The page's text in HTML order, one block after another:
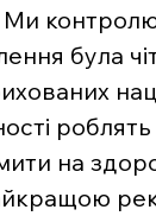
була
на